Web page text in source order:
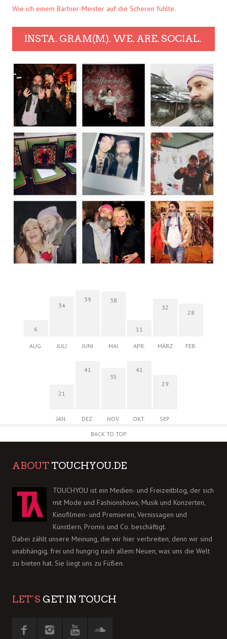
Wie ich einem Barbier-Meister auf die Scheren fühlte.
INSTA. GRAM(M). WE. ARE. SOCIAL.
6
AUG.
34
JULI
39
JUNI
38
MAI
11
APR.
32
MÄRZ
28
FEB.
21
JAN.
41
DEZ.
35
NOV.
41
OKT.
29
SEP.
BACK TO TOP
ABOUT TOUCHYOU.DE
TOUCHYOU ist ein Medien- und Freizeitblog, der sich
mit Mode und Fashionshows, Musik und Konzerten,
Kinofilmen- und Premieren, Vernissagen und
Künstlern, Promis und Co. beschäftigt.
Dabei zählt unsere Meinung, die wir hier verbreiten, denn wir sind
unabhängig, frei und hungrig nach allem Neuen, was uns die Welt
zu bieten hat. Sie liegt uns zu Füßen.
LET´S GET IN TOUCH